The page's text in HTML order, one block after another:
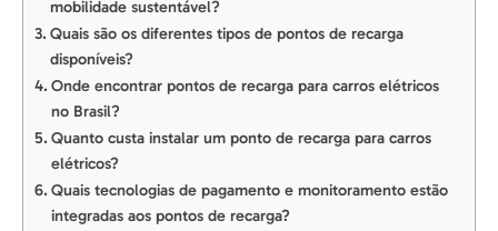
mobilidade sustentável?
Quais são os diferentes tipos de pontos de recarga
disponíveis?
Onde encontrar pontos de recarga para carros elétricos
no Brasil?
Quanto custa instalar um ponto de recarga para carros
elétricos?
Quais tecnologias de pagamento e monitoramento estão
integradas aos pontos de recarga?